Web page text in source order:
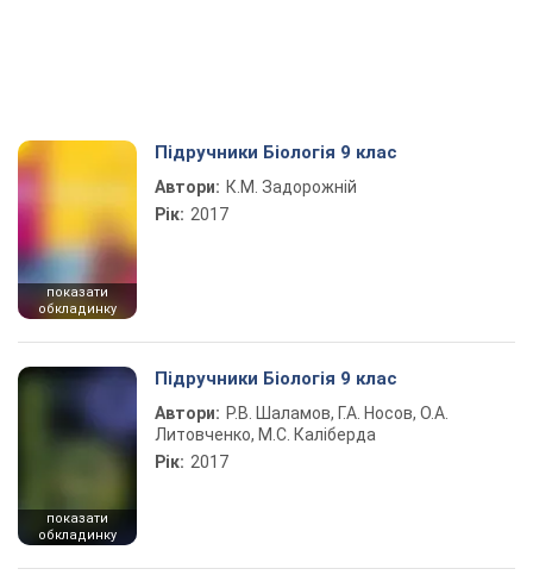
показати
обкладинку
Підручники Біологія 9 клас
Автори: К.М. Задорожній
Рік: 2017
показати
обкладинку
Підручники Біологія 9 клас
Автори: Р.В. Шаламов, Г.А. Носов, О.А.
Литовченко, М.С. Каліберда
Рік: 2017